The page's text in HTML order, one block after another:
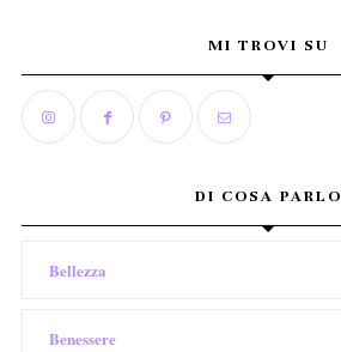
MI TROVI SU
DI COSA PARLO
Bellezza
Benessere